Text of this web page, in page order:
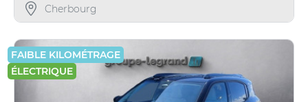
Cherbourg
FAIBLE KILOMÉTRAGE
ÉLECTRIQUE